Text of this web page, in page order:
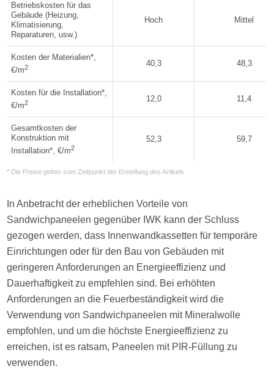
Betriebskosten für das
Gebäude (Heizung,
Klimatisierung,
Reparaturen, usw.)
Hoch Mittel
Kosten der Materialien*,
€/m2 40,3 48,3
Kosten für die Installation*,
€/m2 12,0 11,4
Gesamtkosten der
Konstruktion mit
Installation*, €/m2
52,3 59,7
* Die Preise gelten zum Zeitpunkt der Erstellung des Artikels
In Anbetracht der erheblichen Vorteile von
Sandwichpaneelen gegenüber IWK kann der Schluss
gezogen werden, dass Innenwandkassetten für temporäre
Einrichtungen oder für den Bau von Gebäuden mit
geringeren Anforderungen an Energieeffizienz und
Dauerhaftigkeit zu empfehlen sind. Bei erhöhten
Anforderungen an die Feuerbeständigkeit wird die
Verwendung von Sandwichpaneelen mit Mineralwolle
empfohlen, und um die höchste Energieeffizienz zu
erreichen, ist es ratsam, Paneelen mit PIR-Füllung zu
verwenden.